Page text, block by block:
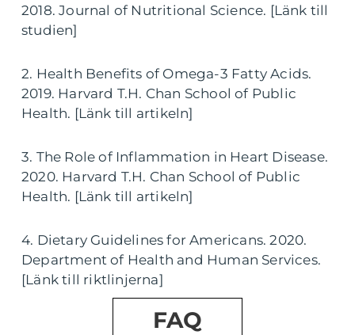
2018. Journal of Nutritional Science. [Länk till
studien]
2. Health Benefits of Omega-3 Fatty Acids.
2019. Harvard T.H. Chan School of Public
Health. [Länk till artikeln]
3. The Role of Inflammation in Heart Disease.
2020. Harvard T.H. Chan School of Public
Health. [Länk till artikeln]
4. Dietary Guidelines for Americans. 2020.
Department of Health and Human Services.
[Länk till riktlinjerna]
FAQ